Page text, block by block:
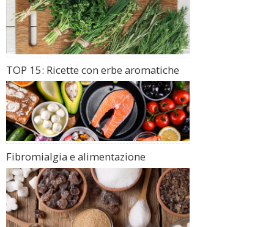
TOP 15: Ricette con erbe aromatiche
Fibromialgia e alimentazione